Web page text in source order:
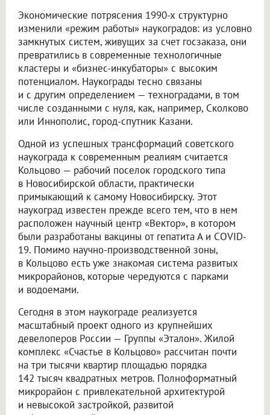
Экономические потрясения 1990-х структурно
изменили «режим работы» наукоградов: из условно
замкнутых систем, живущих за счет госзаказа, они
превратились в современные технологичные
кластеры и «бизнес-инкубаторы» с высоким
потенциалом. Наукограды тесно связаны
и с другим определением — техноградами, в том
числе созданными с нуля, как, например, Сколково
или Иннополис, город-спутник Казани.
Одной из успешных трансформаций советского
наукограда к современным реалиям считается
Кольцово — рабочий поселок городского типа
в Новосибирской области, практически
примыкающий к самому Новосибирску. Этот
наукоград известен прежде всего тем, что в нем
расположен научный центр «Вектор», в котором
были разработаны вакцины от гепатита А и COVID-
19. Помимо научно-производственной зоны,
в Кольцово есть уже знакомая система развитых
микрорайонов, которые чередуются с парками
и водоемами.
Сегодня в этом наукограде реализуется
масштабный проект одного из крупнейших
девелоперов России — Группы «Эталон». Жилой
комплекс «Счастье в Кольцово» рассчитан почти
на три тысячи квартир площадью порядка
142 тысяч квадратных метров. Полноформатный
микрорайон с привлекательной архитектурой
и невысокой застройкой, развитой